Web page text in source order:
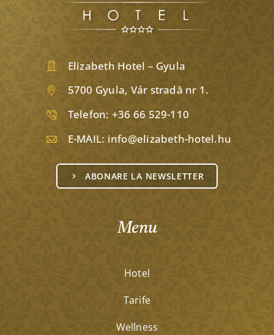
Elizabeth Hotel – Gyula
5700 Gyula, Vár stradă nr 1.
Telefon: +36 66 529-110
E-MAIL: info@elizabeth-hotel.hu
ABONARE LA NEWSLETTER
Menu
Hotel
Tarife
Wellness